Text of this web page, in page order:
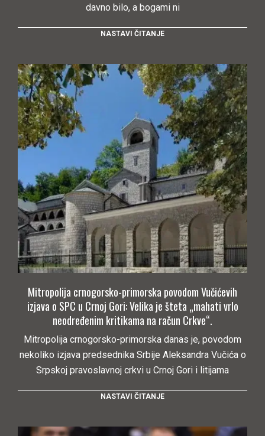
davno bilo, a bogami ni
NASTAVI ČITANJE
Mitropolija crnogorsko-primorska povodom Vučićevih
izjava o SPC u Crnoj Gori: Velika je šteta „mahati vrlo
neodređenim kritikama na račun Crkve“.
Mitropolija crnogorsko-primorska danas je, povodom
nekoliko izjava predsednika Srbije Aleksandra Vučića o
Srpskoj pravoslavnoj crkvi u Crnoj Gori i litijama
NASTAVI ČITANJE